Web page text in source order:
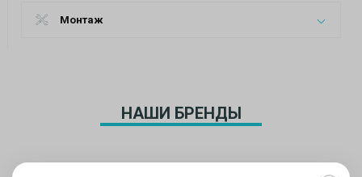
Монтаж
НАШИ БРЕНДЫ